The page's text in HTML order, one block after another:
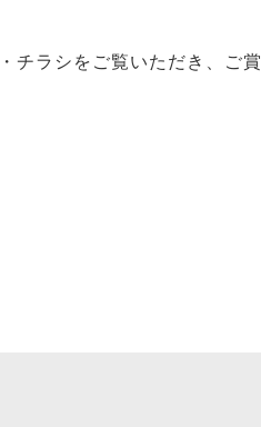
チラシをご覧いただき、ご賞